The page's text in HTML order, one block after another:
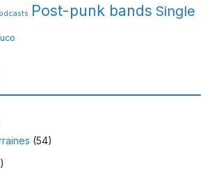
Post-punk bands Single
(54)